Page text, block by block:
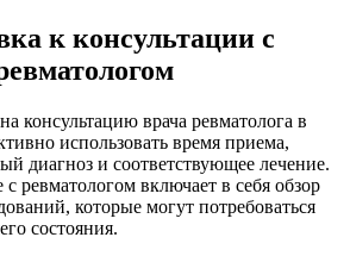
к консультации с
консультацию врача ревматолога в
использовать время приема,
диагноз и соответствующее лечение.
с ревматологом включает в себя обзор
которые могут потребоваться
состояния.